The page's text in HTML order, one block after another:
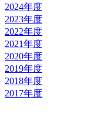
2024年度
2023年度
2022年度
2021年度
2020年度
2019年度
2018年度
2017年度